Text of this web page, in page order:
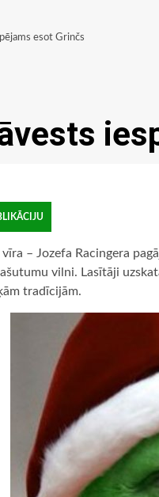
esot Grinčs
– Jozefa Racingera
vilni. Lasītāji
tradīcijām.